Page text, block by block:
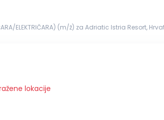
ELEKTRIČARA) (m/ž) za Adriatic Istria Resort,
lokacije